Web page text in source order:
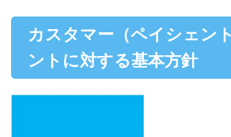
カスタマー（ペイシェン
ントに対する基本方針